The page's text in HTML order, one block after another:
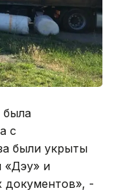
была
с
были укрыты
«Дэу» и
документов», -